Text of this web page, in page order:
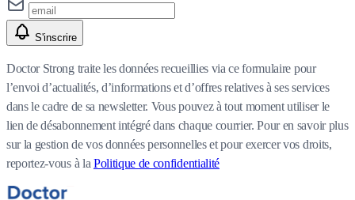
S'inscrire
Doctor Strong traite les données recueillies via ce formulaire pour
l’envoi d’actualités, d’informations et d’offres relatives à ses services
dans le cadre de sa newsletter. Vous pouvez à tout moment utiliser le
lien de désabonnement intégré dans chaque courrier. Pour en savoir plus
sur la gestion de vos données personnelles et pour exercer vos droits,
reportez-vous à la Politique de confidentialité